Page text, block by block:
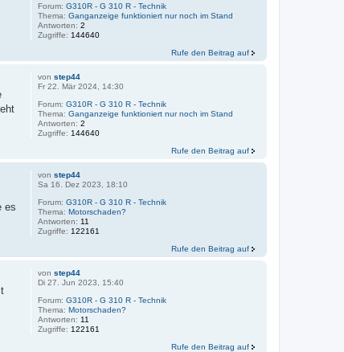
Forum:G310R - G 310 R - Technik
Thema:Ganganzeige funktioniert nur noch im Stand
Antworten:2
Zugriffe: 144640
Rufe den Beitrag auf
vonstep44
Fr 22. Mär 2024, 14:30
Forum:G310R - G 310 R - Technik
Thema:Ganganzeige funktioniert nur noch im Stand
Antworten:2
Zugriffe: 144640
Rufe den Beitrag auf
vonstep44
Sa 16. Dez 2023, 18:10
Forum:G310R - G 310 R - Technik
Thema:Motorschaden?
Antworten: 11
Zugriffe: 122161
es
Rufe den Beitrag auf
vonstep44
Di 27. Jun 2023, 15:40
Forum:G310R - G 310 R - Technik
Thema:Motorschaden?
Antworten: 11
Zugriffe: 122161
Rufe den Beitrag auf